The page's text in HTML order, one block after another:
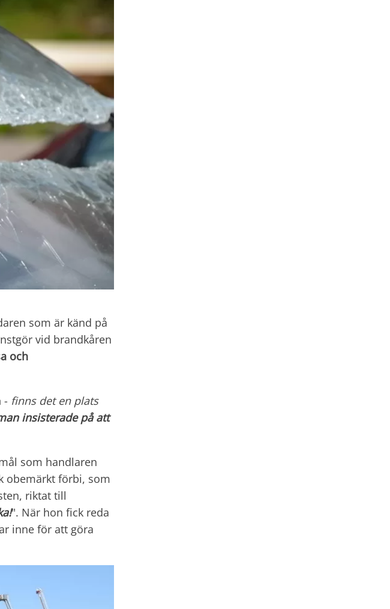
som är känd på
vid brandkåren
och
- finns det en plats
insisterade på att
som handlaren
obemärkt förbi, som
riktat till
". När hon fick reda
inne för att göra